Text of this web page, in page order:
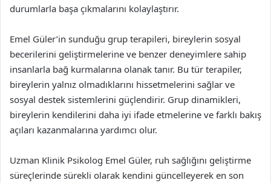
durumlarla başa çıkmalarını kolaylaştırır.
Emel Güler’in sunduğu grup terapileri, bireylerin sosyal
becerilerini geliştirmelerine ve benzer deneyimlere sahip
insanlarla bağ kurmalarına olanak tanır. Bu tür terapiler,
bireylerin yalnız olmadıklarını hissetmelerini sağlar ve
sosyal destek sistemlerini güçlendirir. Grup dinamikleri,
bireylerin kendilerini daha iyi ifade etmelerine ve farklı bakış
açıları kazanmalarına yardımcı olur.
Uzman Klinik Psikolog Emel Güler, ruh sağlığını geliştirme
süreçlerinde sürekli olarak kendini güncelleyerek en son